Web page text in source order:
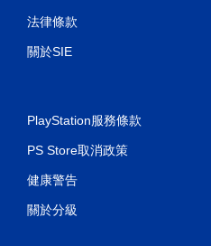
法律條款
關於SIE
PlayStation服務條款
PS Store取消政策
健康警告
關於分級